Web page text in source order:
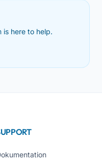
is here to help.